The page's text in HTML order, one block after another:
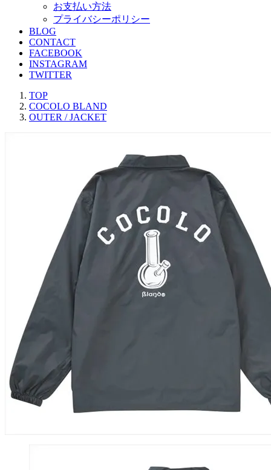
お支払い方法
プライバシーポリシー
BLOG
CONTACT
FACEBOOK
INSTAGRAM
TWITTER
TOP
COCOLO BLAND
OUTER / JACKET